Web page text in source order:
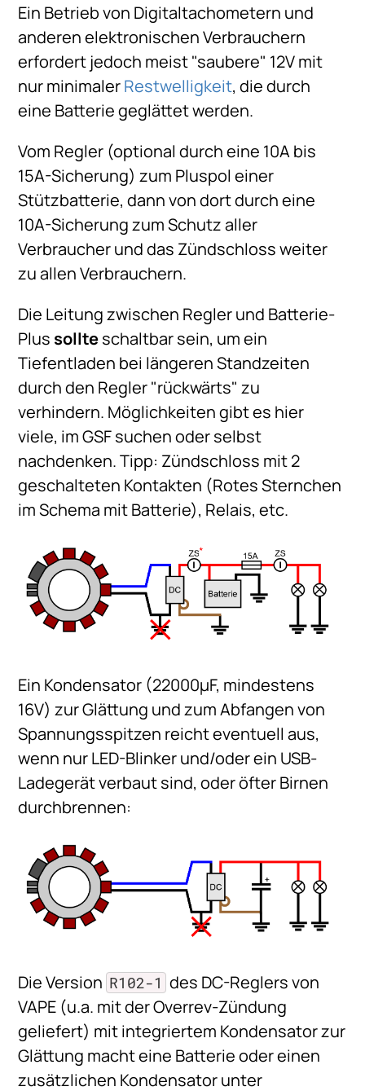
Ein Betrieb von Digitaltachometern und
anderen elektronischen Verbrauchern
erfordert jedoch meist "saubere" 12V mit
nur minimalerRestwelligkeit, die durch
eine Batterie geglättet werden.
Vom Regler (optional durch eine 10A bis
15A-Sicherung) zum Pluspol einer
Stützbatterie, dann von dort durch eine
10A-Sicherung zum Schutz aller
Verbraucher und das Zündschloss weiter
zu allen Verbrauchern.
Die Leitung zwischen Regler und Batterie-
Plus sollteschaltbar sein, um ein
Tiefentladen bei längeren Standzeiten
durch den Regler "rückwärts" zu
verhindern. Möglichkeiten gibt es hier
viele, im GSF suchen oder selbst
nachdenken. Tipp: Zündschloss mit 2
geschalteten Kontakten (Rotes Sternchen
im Schema mit Batterie), Relais, etc.
Ein Kondensator (22000µF, mindestens
16V) zur Glättung und zum Abfangen von
Spannungsspitzen reicht eventuell aus,
wenn nur LED-Blinker und/oder ein USB-
Ladegerät verbaut sind, oder öfter Birnen
durchbrennen:
Die Version R102-1 des DC-Reglers von
VAPE (u.a. mit der Overrev-Zündung
geliefert) mit integriertem Kondensator zur
Glättung macht eine Batterie oder einen
zusätzlichen Kondensator unter